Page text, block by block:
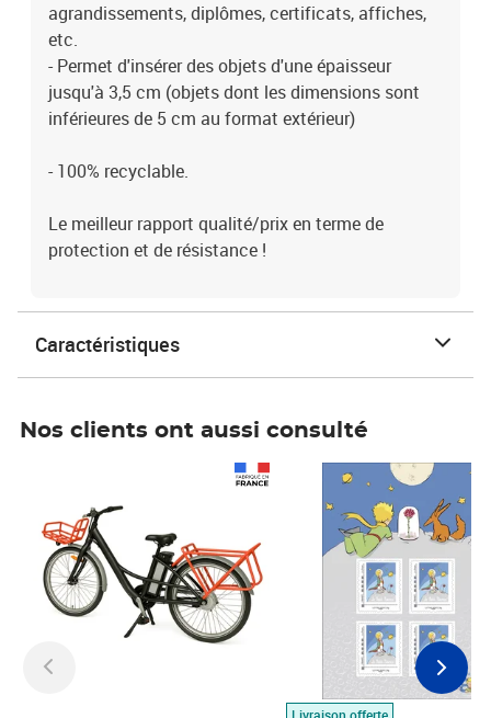
agrandissements, diplômes, certificats, affiches,
etc.
- Permet d'insérer des objets d'une épaisseur
jusqu'à 3,5 cm (objets dont les dimensions sont
inférieures de 5 cm au format extérieur)
- 100% recyclable.
Le meilleur rapport qualité/prix en terme de
protection et de résistance !
Caractéristiques
Nos clients ont aussi consulté
Livraison offerte
Prix 7,50€